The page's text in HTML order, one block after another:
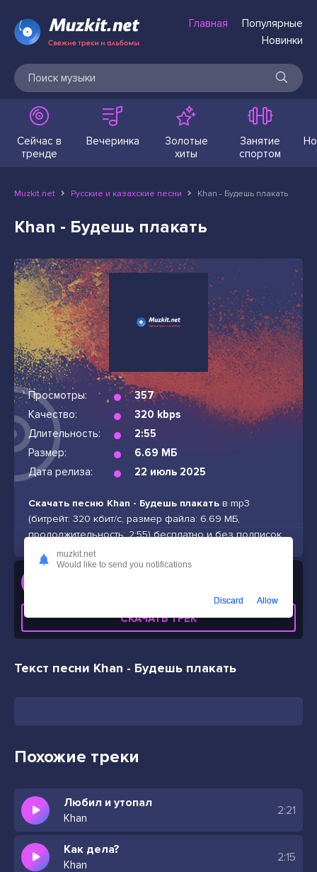
Главная
Популярные
Новинки
Сейчас в
тренде
Вечеринка
Золотые
хиты
Занятие
спортом
Muzkit.net Русские и казахские песни Khan - Будешь плакать
Khan - Будешь плакать
Просмотры:
357
Качество:
320 kbps
Длительность:
2:55
Размер:
6.69 МБ
Дата релиза:
22 июль 2025
Скачать песню Khan - Будешь плакать в mp3
(битрейт: 320 кбит/с, размер файла: 6.69 МБ,
продолжительность: 2:55) бесплатно и без подписок
СКАЧАТЬ ТРЕК
Текст песни Khan - Будешь плакать
Похожие треки
Любил и утопал
Khan
2:21
Как дела?
Khan
2:15
muzkit.net
Would like to send you notifications
Discard Allow